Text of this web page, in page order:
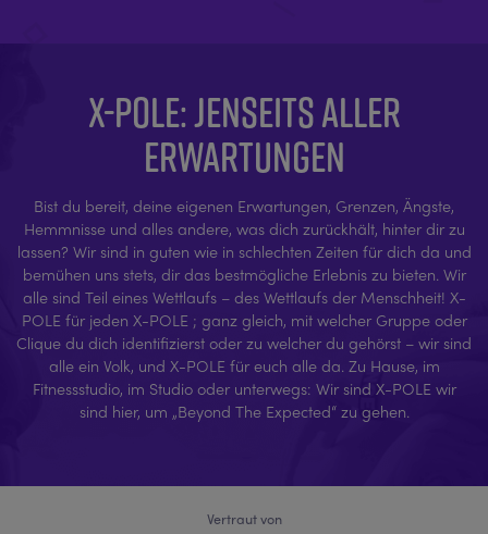
X-POLE: JENSEITS ALLER
ERWARTUNGEN
Bist du bereit, deine eigenen Erwartungen, Grenzen, Ängste,
Hemmnisse und alles andere, was dich zurückhält, hinter dir zu
lassen? Wir sind in guten wie in schlechten Zeiten für dich da und
bemühen uns stets, dir das bestmögliche Erlebnis zu bieten. Wir
alle sind Teil eines Wettlaufs – des Wettlaufs der Menschheit! X-
POLE für jeden X-POLE ; ganz gleich, mit welcher Gruppe oder
Clique du dich identifizierst oder zu welcher du gehörst – wir sind
alle ein Volk, und X-POLE für euch alle da. Zu Hause, im
Fitnessstudio, im Studio oder unterwegs: Wir sind X-POLE wir
sind hier, um „Beyond The Expected“ zu gehen.
Vertraut von